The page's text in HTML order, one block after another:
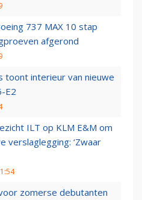
737 MAX 10 stap
afgerond
toont interieur van nieuwe
E2
ILT op KLM E&M om
verslaglegging: ‘Zwaar
zomerse debutanten